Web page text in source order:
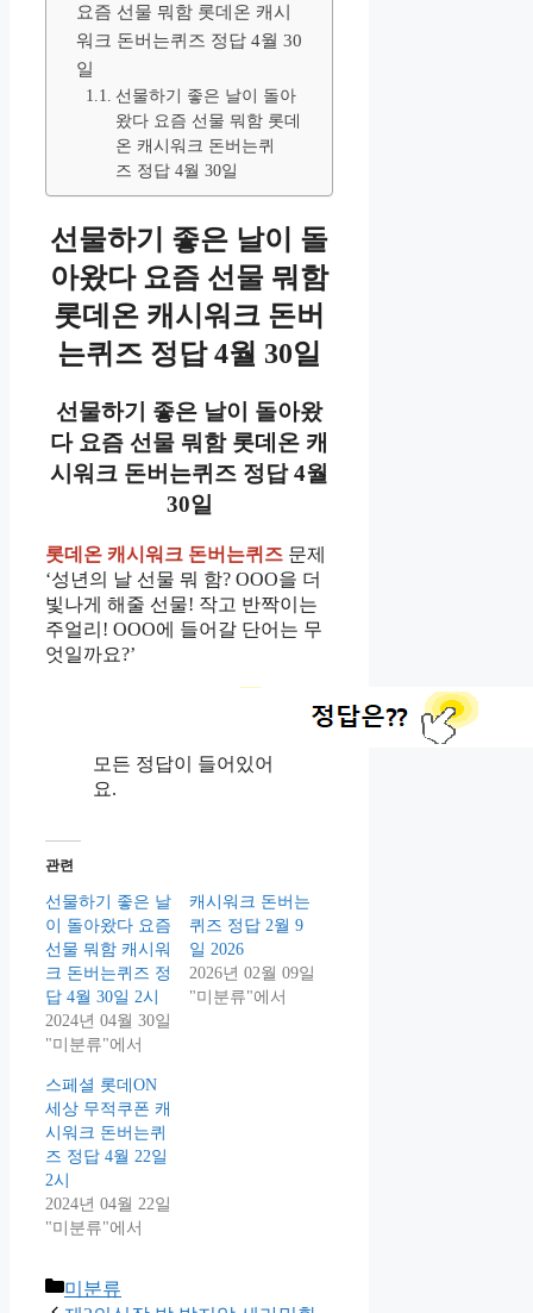
요즘 선물 뭐함 롯데온 캐시
워크 돈버는퀴즈 정답 4월 30
일
선물하기 좋은 날이 돌아
왔다 요즘 선물 뭐함 롯데
온 캐시워크 돈버는퀴
즈 정답 4월 30일
선물하기 좋은 날이 돌
아왔다 요즘 선물 뭐함
롯데온 캐시워크 돈버
는퀴즈 정답 4월 30일
선물하기 좋은 날이 돌아왔
다 요즘 선물 뭐함 롯데온 캐
시워크 돈버는퀴즈 정답 4월
30일
롯데온 캐시워크 돈버는퀴즈 문제
‘성년의 날 선물 뭐 함? OOO을 더
빛나게 해줄 선물! 작고 반짝이는
주얼리! OOO에 들어갈 단어는 무
엇일까요?’
모든 정답이 들어있어
요.
관련
선물하기 좋은 날
이 돌아왔다 요즘
선물 뭐함 캐시워
크 돈버는퀴즈 정
답 4월 30일 2시
2024년 04월 30일
"미분류"에서
캐시워크 돈버는
퀴즈 정답 2월 9
일 2026
2026년 02월 09일
"미분류"에서
스페셜 롯데ON
세상 무적쿠폰 캐
시워크 돈버는퀴
즈 정답 4월 22일
2시
2024년 04월 22일
"미분류"에서
Categories
미분류